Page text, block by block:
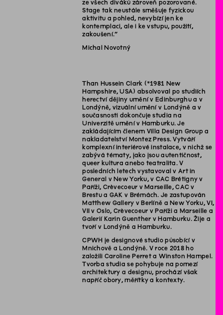
ze všech diváků zároveň pozorované.
Stage tak neustále směšuje fyzickou
aktivitu a pohled, nevybízí jen ke
kontemplaci, ale i ke vstupu, použití,
zakoušení.“
Michal Novotný
Than Hussein Clark (*1981 New
Hampshire, USA) absolvoval po studiích
herectví dějiny umění v Edinburghu a v
Londýně, vizuální umění v Londýně a v
současnosti dokončuje studia na
Univerzitě umění v Hamburku. Je
zakládajícím členem Villa Design Group a
nakladatelství Montez Press. Vytváří
komplexní interiérové instalace, v nichž se
zabývá tématy, jako jsou autentičnost,
queer kultura anebo teatralita. V
posledních letech vystavoval v Art in
General v New Yorku, v CAC Brétigny v
Paříži, Crèvecoeur v Marseille, CAC v
Brestu a GAK v Brémách. Je zastupován
Matthew Gallery v Berlíně a New Yorku, VI,
VII v Oslo, Crèvecoeur v Paříži a Marseille a
Galerií Karin Guenther v Hamburku. Žije a
tvoří v Londýně a Hamburku.
CPWH je designové studio působící v
Mnichově a Londýně. V roce 2018 ho
založili Caroline Perret a Winston Hampel.
Tvorba studia se pohybuje na pomezí
architektury a designu, prochází však
napříč obory, měřítky a kontexty.